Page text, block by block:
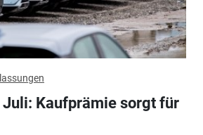
Kaufprämie sorgt für